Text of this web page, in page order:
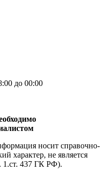
до 00:00
носит справочно-
характер, не является
1.ст. 437 ГК РФ).